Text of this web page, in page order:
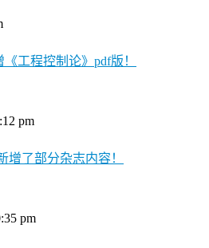
工程控制论》pdf版！
pm
增了部分杂志内容！
pm